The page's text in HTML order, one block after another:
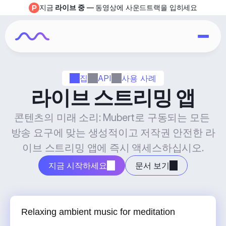
집 API 사용 사례
라이브 스트리밍 앱
콘텐츠의 미래 소리: Mubert로 구동되는 모든
방송 요구에 맞는 생성적이고 저작권 안전한 라
이브 스트리밍 앱에 즉시 액세스하십시오.
지금 시작하세요 문서 보기
지금 라이브 중 — 동영상에 사운드트랙을 입히세요